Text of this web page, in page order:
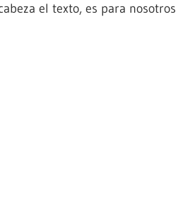
el texto, es para nosotros